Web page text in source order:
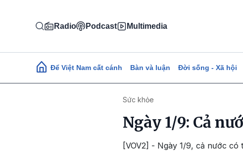
Radio Podcast Multimedia
Main navigation
Để Việt Nam cất cánh Bàn và luận Đời sống - Xã hội
Sức khỏe
Ngày 1/9: Cả
[VOV2] - Ngày 1/9, cả nước có